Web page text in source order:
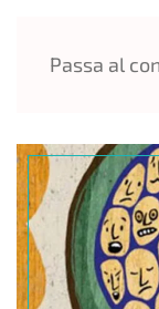
Passa al